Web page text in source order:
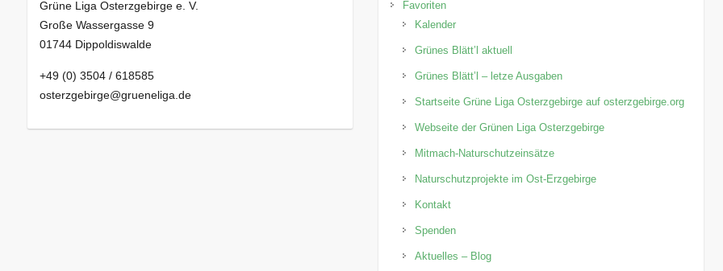
Grüne Liga Osterzgebirge e. V.
Große Wassergasse 9
01744 Dippoldiswalde
+49 (0) 3504 / 618585
osterzgebirge@grueneliga.de
Favoriten
Kalender
Grünes Blätt’l aktuell
Grünes Blätt’l – letze Ausgaben
Startseite Grüne Liga Osterzgebirge auf osterzgebirge.org
Webseite der Grünen Liga Osterzgebirge
Mitmach-Naturschutzeinsätze
Naturschutzprojekte im Ost-Erzgebirge
Kontakt
Spenden
Aktuelles – Blog